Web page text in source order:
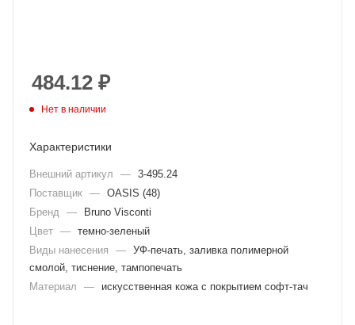
484.12 ₽
Нет в наличии
Характеристики
Внешний артикул — 3-495.24
Поставщик — OASIS (48)
Бренд
—
Bruno Visconti
Цвет — темно-зеленый
Виды нанесения
— УФ-печать, заливка полимерной
смолой, тиснение, тампопечать
Материал
— искусственная кожа с покрытием софт-тач